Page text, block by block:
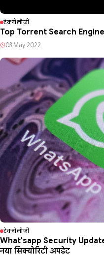
टेक्नोलॉजी
Top Torrent Search
03 May 2022
टेक्नोलॉजी
What'sapp Security
नया सिक्योरिटी अपडेट